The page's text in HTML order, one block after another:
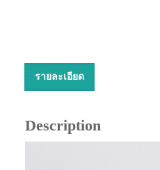
รายละเอียด
Description